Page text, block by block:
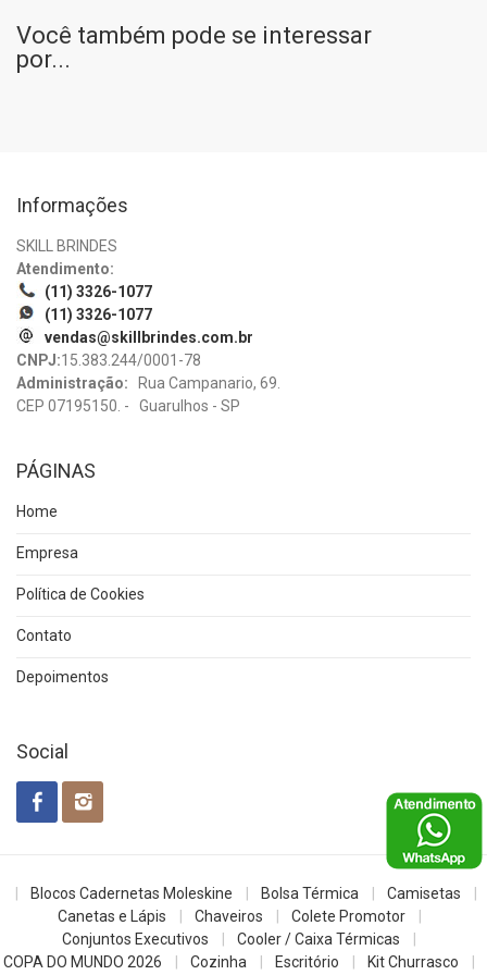
Você também pode se interessar
por...
Informações
SKILL BRINDES
Atendimento:
(11) 3326-1077
(11) 3326-1077
vendas@skillbrindes.com.br
CNPJ:15.383.244/0001-78
Administração: Rua Campanario, 69.
CEP 07195150. - Guarulhos - SP
PÁGINAS
Home
Empresa
Política de Cookies
Contato
Depoimentos
Social
Blocos Cadernetas Moleskine Bolsa Térmica
Camisetas
Canetas e Lápis
Chaveiros
Colete Promotor
Conjuntos Executivos
Cooler / Caixa Térmicas
COPA DO MUNDO 2026
Cozinha Escritório Kit Churrasco